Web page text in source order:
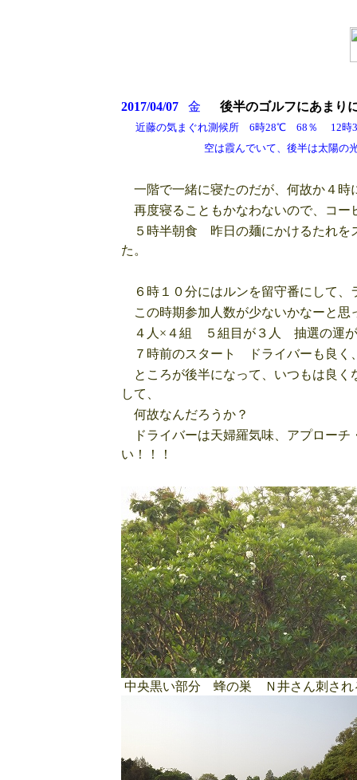
2017/04/07金 後半のゴルフにあまり
近藤の気まぐれ測候所 6時28℃ 68％
空は霞んでいて、後半は太陽の光が
一階で一緒に寝たのだが、何故か４時
再度寝ることもかなわないので、コー
５時半朝食 昨日の麺にかけるたれを
た。
６時１０分にはルンを留守番にして、
この時期参加人数が少ないかなーと
４人×４組 ５組目が３人 抽選の運
７時前のスタート ドライバーも良く
ところが後半になって、いつもは良
して、
何故なんだろうか？
ドライバーは天婦羅気味、アプローチ
い！！！
中央黒い部分 蜂の巣 Ｎ井さん刺され